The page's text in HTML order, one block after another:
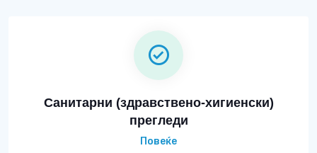
Санитарни (здравствено-хигиенски)
прегледи
Повеќе